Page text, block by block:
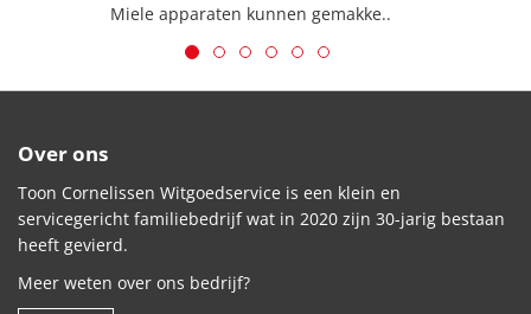
Miele apparaten kunnen gemakke..
Over ons
Toon Cornelissen Witgoedservice is een klein en
servicegericht familiebedrijf wat in 2020 zijn 30-jarig bestaan
heeft gevierd.
Meer weten over ons bedrijf?